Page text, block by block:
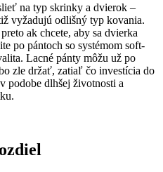
na typ skrinky a dvierok –
vyžadujú odlišný typ kovania.
ak chcete, aby sa dvierka
po pántoch so systémom soft-
Lacné pánty môžu už po
zle držať, zatiaľ čo investícia do
podobe dlhšej životnosti a